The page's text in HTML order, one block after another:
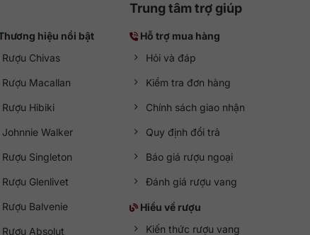
hiệu nổi bật
Rượu Chivas
Rượu Macallan
Rượu Hibiki
Johnnie Walker
Rượu Singleton
Rượu Glenlivet
Rượu Balvenie
Rượu Absolut
Trung tâm trợ giúp
Hỗ trợ mua hàng
Hỏi và đáp
Kiểm tra đơn hàng
Chính sách giao nhận
Quy định đổi trả
Báo giá rượu ngoại
Đánh giá rượu vang
Hiểu về rượu
Kiến thức rượu vang